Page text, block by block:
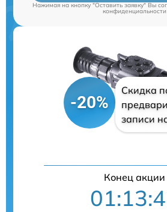
Нажимая на кнопку "Оставить заявку" Вы
конфиденциальности
-20%
Скидка
записи
Конец акции